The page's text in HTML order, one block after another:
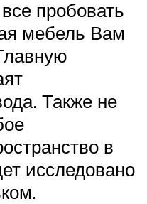
пробовать
мебель Вам
Также не
в
исследовано